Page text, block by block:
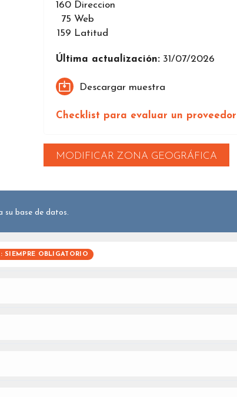
160 Direccion
75 Web
159 Latitud
Última actualización: 31/07/2026
Descargar muestra
Checklist para evaluar un
MODIFICAR ZONA GEOGRÁFICA
su base de datos.
SIEMPRE OBLIGATORIO